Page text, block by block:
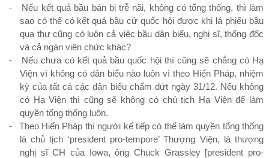
-
Nếu kết quả bầu bán bị trễ nãi, không có tổng thống, thì làm
sao có thể có kết quả bầu cử quốc hội được khi lá phiếu bầu
qua thư cũng có luôn cả việc bầu dân biểu, nghị sĩ, thống đốc
và cả ngàn viên chức khác?
-
Nếu chưa có kết quả bầu quốc hội thì cũng sẽ chẳng có Hạ
Viện vì không có dân biểu nào luôn vì theo Hiến Pháp, nhiệm
kỳ của tất cả các dân biểu chấm dứt ngày 31/12. Nếu không
có Hạ Viện thì cũng sẽ không có chủ tịch Hạ Viện để làm
quyền tổng thống luôn.
-
Theo Hiến Pháp thì người kế tiếp có thể làm quyền tổng thống
là chủ tịch ‘president pro-tempore’ Thượng Viện, là thượng
nghị sĩ CH của Iowa, ông Chuck Grassley[president pro-